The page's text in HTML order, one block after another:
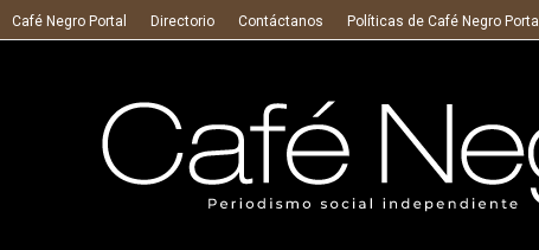
Café Negro Portal Directorio Contáctanos Políticas de Café Negro Portal